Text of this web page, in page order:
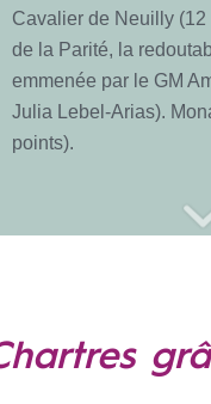
Cavalier de Neuilly
de la Parité, la
emmenée par le GM
Julia Lebel-Arias).
points).